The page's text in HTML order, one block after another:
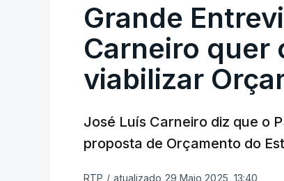
Grande
Carneiro quer
viabilizar
José Luís Carneiro diz que o
proposta de Orçamento do
RTP / atualizado 29 Maio 2025, 13:40